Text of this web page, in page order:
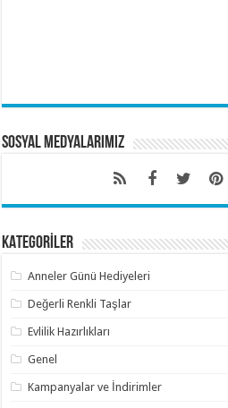
Sosyal Medyalarımız
KATEGORİLER
Anneler Günü Hediyeleri
Değerli Renkli Taşlar
Evlilik Hazırlıkları
Genel
Kampanyalar ve İndirimler